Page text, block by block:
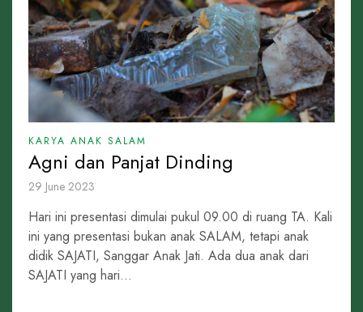
KARYA ANAK SALAM
Agni dan Panjat Dinding
29 June 2023
Hari ini presentasi dimulai pukul 09.00 di ruang TA. Kali
ini yang presentasi bukan anak SALAM, tetapi anak
didik SAJATI, Sanggar Anak Jati. Ada dua anak dari
SAJATI yang hari...